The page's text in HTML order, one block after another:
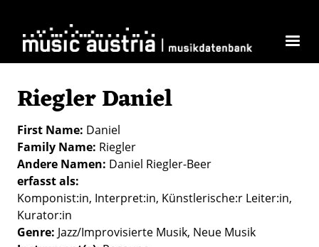
Riegler Daniel
First Name Daniel
Family Name Riegler
Andere Namen Daniel Riegler-Beer
erfasst als
Komponist:in Interpret:in Künstlerische:r Leiter:in
Kurator:in
Genre Jazz/Improvisierte Musik Neue Musik